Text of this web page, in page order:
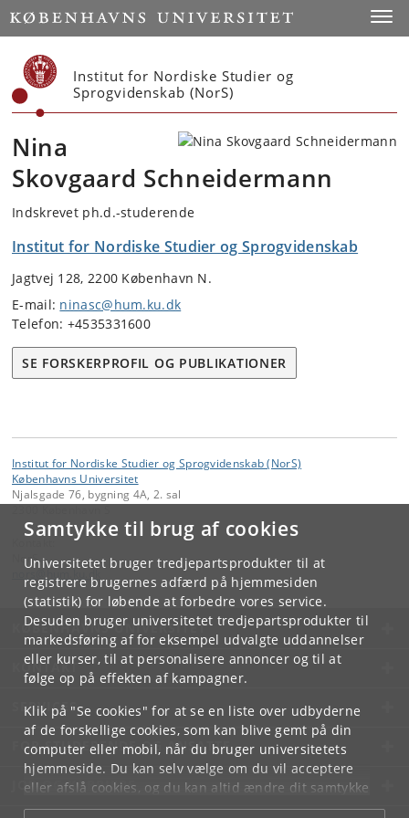
Samtykke til brug af cookies
Universitetet bruger tredjepartsprodukter til at
registrere brugernes adfærd på hjemmesiden
(statistik) for løbende at forbedre vores service.
Desuden bruger universitetet tredjepartsprodukter til
markedsføring af for eksempel udvalgte uddannelser
eller kurser, til at personalisere annoncer og til at
følge op på effekten af kampagner.
Klik på "Se cookies" for at se en liste over udbyderne
af de forskellige cookies, som kan blive gemt på din
computer eller mobil, når du bruger universitetets
hjemmeside. Du kan selv vælge om du vil acceptere
eller afslå cookies, og du kan altid ændre dit samtykke
underCookie- og privatlivspolitiksom du finder i
Start
Institut for Nordiske Studier og
Sprogvidenskab (NorS)
Nina
Skovgaard Schneidermann
Indskrevet ph.d.-studerende
Institut for Nordiske Studier og Sprogvidenskab
Jagtvej 128, 2200 København N.
E-mail: ninasc@hum.ku.dk
Telefon: +4535331600
SE FORSKERPROFIL OG PUBLIKATIONER
Institut for Nordiske Studier og Sprogvidenskab (NorS)
Københavns Universitet
Njalsgade 76, bygning 4A, 2. sal
NorS
KØBENHAVNS UNIVERSITET
KONTAKT
SERVICES
FOR STUDERENDE OG ANSATTE
JOB OG KARRIERE